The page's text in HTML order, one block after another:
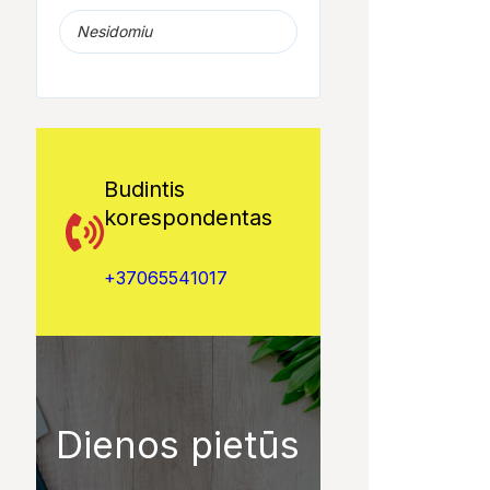
Nesidomiu
Budintis
korespondentas
+37065541017
Dienos pietūs